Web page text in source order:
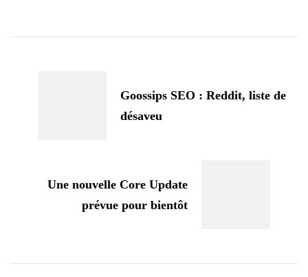
Goossips SEO : Reddit, liste de
désaveu
Une nouvelle Core Update
prévue pour bientôt